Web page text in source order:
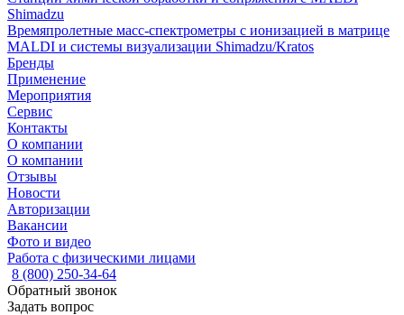
Shimadzu
Времяпролетные масс-спектрометры с ионизацией в матрице
MALDI и системы визуализации Shimadzu/Kratos
Бренды
Применение
Мероприятия
Сервис
Контакты
О компании
О компании
Отзывы
Новости
Авторизации
Вакансии
Фото и видео
Работа с физическими лицами
8 (800) 250-34-64
Обратный звонок
Задать вопрос